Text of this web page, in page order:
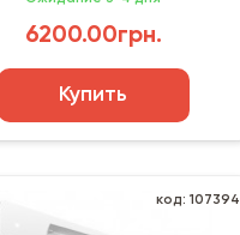
6200.00грн.
Купить
код: 107394